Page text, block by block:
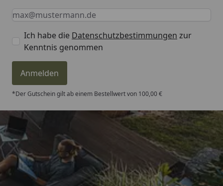
Keine Eingabe erforderlich
Eingabe erforderlich
E-Mail *
Ich habe die Datenschutzbestimmungen zur
Kenntnis genommen
Anmelden
*Der Gutschein gilt ab einem Bestellwert von 100,00 €
Trusted Shops
4,81/ 5